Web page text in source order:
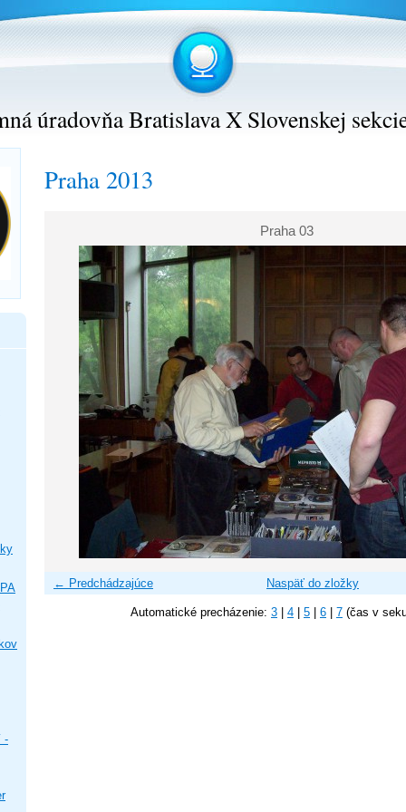
úradovňa Bratislava X Slovenskej
Praha 2013
Praha 03
← Predchádzajúce Naspäť do zložky
Automatické precházenie: 3 4 5 6 7 (čas v
-